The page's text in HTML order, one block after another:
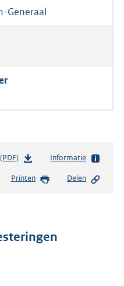
Generaal
b
s
s
Informatie
Printen Delen